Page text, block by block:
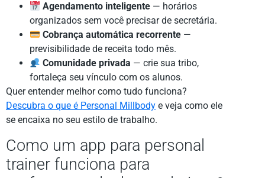
Agendamento inteligente — horários
organizados sem você precisar de secretária.
Cobrança automática recorrente —
previsibilidade de receita todo mês.
Comunidade privada — crie sua tribo,
fortaleça seu vínculo com os alunos.
Quer entender melhor como tudo funciona?
Descubra o que é Personal Millbody e veja como ele
se encaixa no seu estilo de trabalho.
Como um app para personal
trainer funciona para